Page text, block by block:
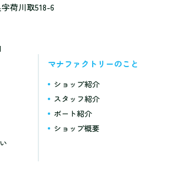
荷川取518-6
マナファクトリーのこと
ショップ紹介
スタッフ紹介
ボート紹介
ショップ概要